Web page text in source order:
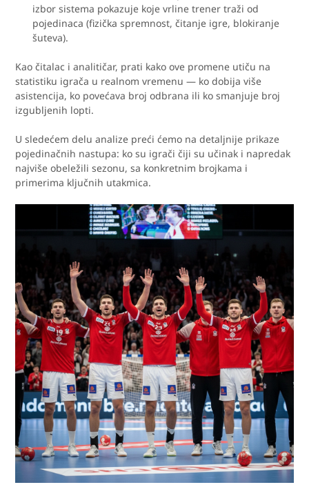
izbor sistema pokazuje koje vrline trener traži od
pojedinaca (fizička spremnost, čitanje igre, blokiranje
šuteva).
Kao čitalac i analitičar, prati kako ove promene utiču na
statistiku igrača u realnom vremenu — ko dobija više
asistencija, ko povećava broj odbrana ili ko smanjuje broj
izgubljenih lopti.
U sledećem delu analize preći ćemo na detaljnije prikaze
pojedinačnih nastupa: ko su igrači čiji su učinak i napredak
najviše obeležili sezonu, sa konkretnim brojkama i
primerima ključnih utakmica.